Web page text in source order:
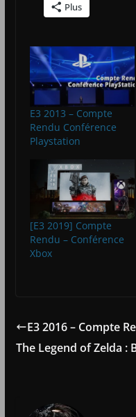
Plus
E3 2013 – Compte
Rendu Conférence
Playstation
[E3 2019] Compte
Rendu – Conférence
Xbox
E3 2016 – Compte
The Legend of Zelda :